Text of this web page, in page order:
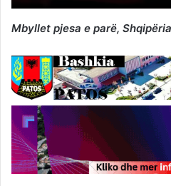
Mbyllet pjesa e parë,